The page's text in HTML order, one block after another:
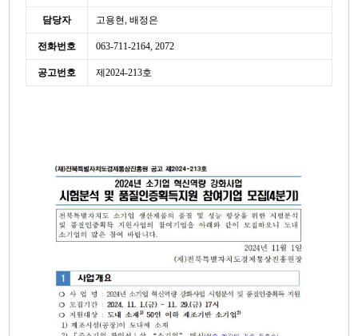
담당자 고용현, 배정은
전화번호 063-711-2164, 2072
공고번호 제2024-213호